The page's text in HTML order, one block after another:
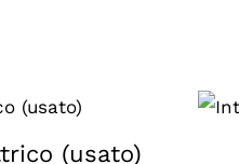
(usato)